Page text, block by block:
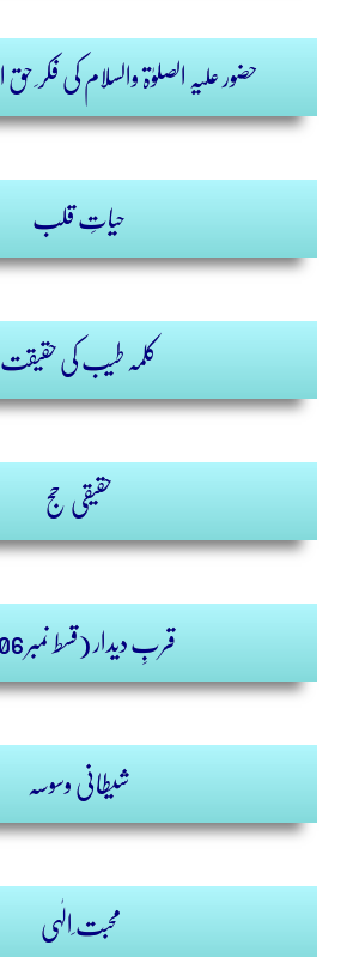
حضور علیہ الصلوٰۃ والسلام کی فکر
حیاتِ قلب
کلمہ طیب کی حقیقت
حقیقی حج
قربِ دیدار (قسط نمبر 06
شیطانی وسوسہ
محبت ِالٰہی